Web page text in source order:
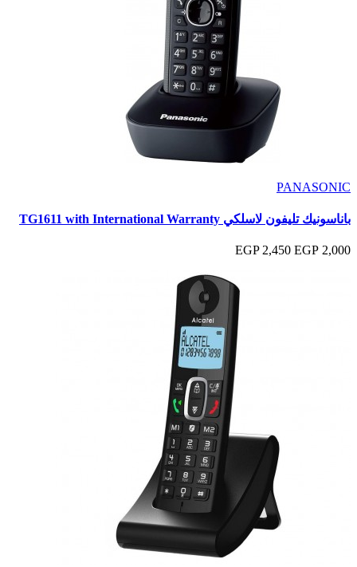
PANASONIC
باناسونيك تليفون لاسلكي TG1611 with International Warranty
2,000 EGP
2,450 EGP